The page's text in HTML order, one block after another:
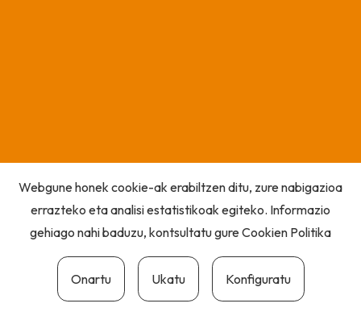
Webgune honek cookie-ak erabiltzen ditu, zure nabigazioa
errazteko eta analisi estatistikoak egiteko. Informazio
gehiago nahi baduzu, kontsultatu gureCookien Politika
Onartu Ukatu Konfiguratu